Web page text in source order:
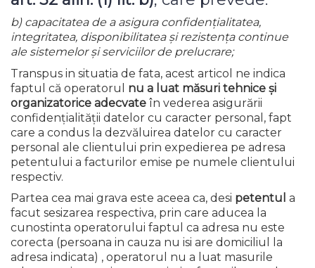
b) capacitatea de a asigura confidenţialitatea,
integritatea, disponibilitatea şi rezistenţa continue
ale sistemelor şi serviciilor de prelucrare;
Transpus in situatia de fata, acest articol ne indica
faptul că operatorul nu a luat măsuri tehnice și
organizatorice adecvate în vederea asigurării
confidențialității datelor cu caracter personal, fapt
care a condus la dezvăluirea datelor cu caracter
personal ale clientului prin expedierea pe adresa
petentului a facturilor emise pe numele clientului
respectiv.
Partea cea mai grava este aceea ca, desi petentul a
facut sesizarea respectiva, prin care aducea la
cunostinta operatorului faptul ca adresa nu este
corecta (persoana in cauza nu isi are domiciliul la
adresa indicata) , operatorul nu a luat masurile